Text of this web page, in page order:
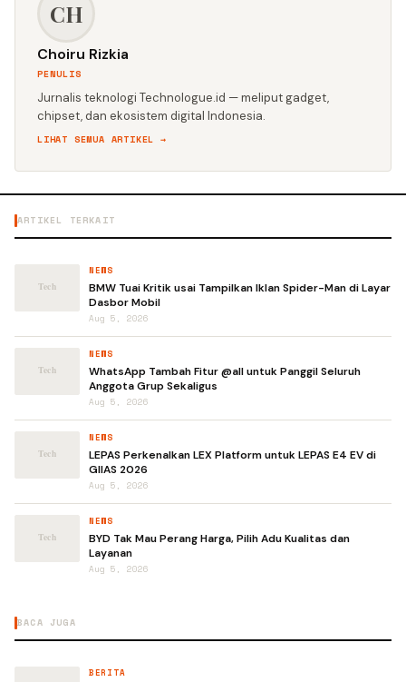
CH
Choiru Rizkia
PENULIS
Jurnalis teknologi Technologue.id — meliput gadget,
chipset, dan ekosistem digital Indonesia.
LIHAT SEMUA ARTIKEL →
ARTIKEL TERKAIT
NEWS
BMW Tuai Kritik usai Tampilkan Iklan Spider-Man di Layar
Dasbor Mobil
Aug 5, 2026
NEWS
WhatsApp Tambah Fitur @all untuk Panggil Seluruh
Anggota Grup Sekaligus
Aug 5, 2026
NEWS
LEPAS Perkenalkan LEX Platform untuk LEPAS E4 EV di
GIIAS 2026
Aug 5, 2026
NEWS
BYD Tak Mau Perang Harga, Pilih Adu Kualitas dan
Layanan
Aug 5, 2026
BACA JUGA
BERITA